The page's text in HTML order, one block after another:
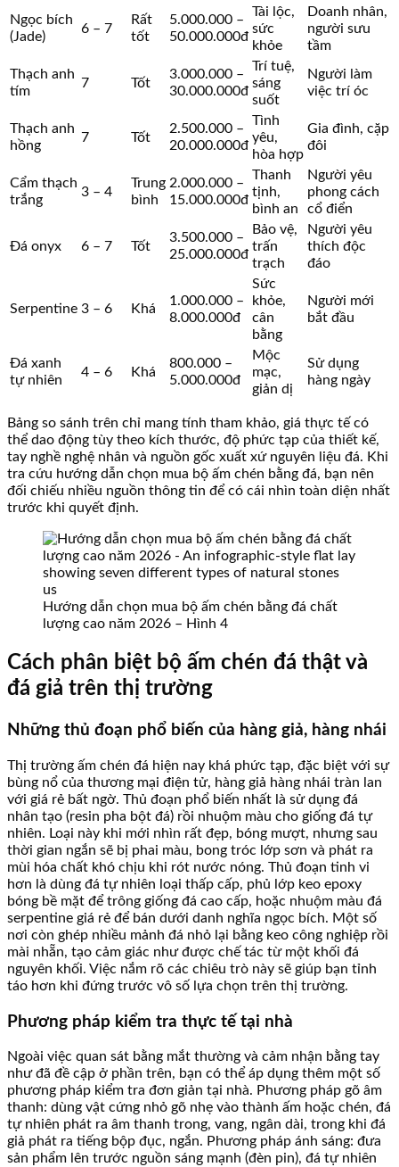
Ngọc bích
(Jade)
6 – 7
Rất
tốt
5.000.000 –
50.000.000đ
Tài lộc,
sức
khỏe
Doanh nhân,
người sưu
tầm
Thạch anh
tím
7 Tốt
3.000.000 –
30.000.000đ
Trí tuệ,
sáng
suốt
Người làm
việc trí óc
Thạch anh
hồng
7 Tốt
2.500.000 –
20.000.000đ
Tình
yêu,
hòa hợp
Gia đình, cặp
đôi
Cẩm thạch
trắng
3 – 4
Trung
bình
2.000.000 –
15.000.000đ
Thanh
tịnh,
bình an
Người yêu
phong cách
cổ điển
Đá onyx 6 – 7 Tốt
3.500.000 –
25.000.000đ
Bảo vệ,
trấn
trạch
Người yêu
thích độc
đáo
Serpentine 3 – 6 Khá
1.000.000 –
8.000.000đ
Sức
khỏe,
cân
bằng
Người mới
bắt đầu
Đá xanh
tự nhiên
4 – 6 Khá
800.000 –
5.000.000đ
Mộc
mạc,
giản dị
Sử dụng
hàng ngày
Bảng so sánh trên chỉ mang tính tham khảo, giá thực tế có
thể dao động tùy theo kích thước, độ phức tạp của thiết kế,
tay nghề nghệ nhân và nguồn gốc xuất xứ nguyên liệu đá. Khi
tra cứu hướng dẫn chọn mua bộ ấm chén bằng đá, bạn nên
đối chiếu nhiều nguồn thông tin để có cái nhìn toàn diện nhất
trước khi quyết định.
Hướng dẫn chọn mua bộ ấm chén bằng đá chất
lượng cao năm 2026 – Hình 4
Cách phân biệt bộ ấm chén đá thật và
đá giả trên thị trường
Những thủ đoạn phổ biến của hàng giả, hàng nhái
Thị trường ấm chén đá hiện nay khá phức tạp, đặc biệt với sự
bùng nổ của thương mại điện tử, hàng giả hàng nhái tràn lan
với giá rẻ bất ngờ. Thủ đoạn phổ biến nhất là sử dụng đá
nhân tạo (resin pha bột đá) rồi nhuộm màu cho giống đá tự
nhiên. Loại này khi mới nhìn rất đẹp, bóng mượt, nhưng sau
thời gian ngắn sẽ bị phai màu, bong tróc lớp sơn và phát ra
mùi hóa chất khó chịu khi rót nước nóng. Thủ đoạn tinh vi
hơn là dùng đá tự nhiên loại thấp cấp, phủ lớp keo epoxy
bóng bề mặt để trông giống đá cao cấp, hoặc nhuộm màu đá
serpentine giá rẻ để bán dưới danh nghĩa ngọc bích. Một số
nơi còn ghép nhiều mảnh đá nhỏ lại bằng keo công nghiệp rồi
mài nhẵn, tạo cảm giác như được chế tác từ một khối đá
nguyên khối. Việc nắm rõ các chiêu trò này sẽ giúp bạn tỉnh
táo hơn khi đứng trước vô số lựa chọn trên thị trường.
Phương pháp kiểm tra thực tế tại nhà
Ngoài việc quan sát bằng mắt thường và cảm nhận bằng tay
như đã đề cập ở phần trên, bạn có thể áp dụng thêm một số
phương pháp kiểm tra đơn giản tại nhà. Phương pháp gõ âm
thanh: dùng vật cứng nhỏ gõ nhẹ vào thành ấm hoặc chén, đá
tự nhiên phát ra âm thanh trong, vang, ngân dài, trong khi đá
giả phát ra tiếng bộp đục, ngắn. Phương pháp ánh sáng: đưa
sản phẩm lên trước nguồn sáng mạnh (đèn pin), đá tự nhiên